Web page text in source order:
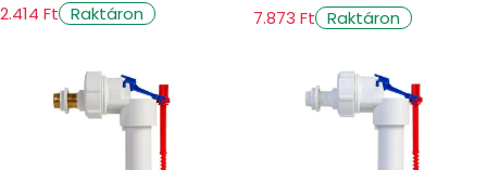
2.414 Ft Raktáron
7.873 Ft Raktáron